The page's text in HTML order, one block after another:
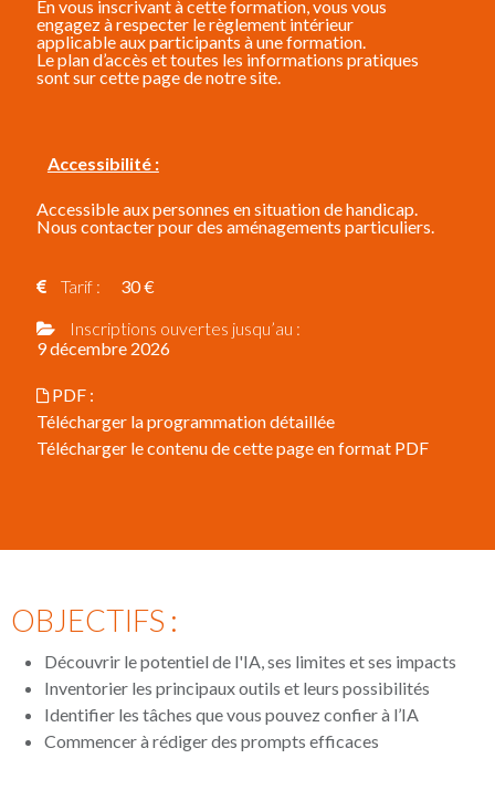
OBJECTIFS :
Découvrir le potentiel de l'IA, ses limites et ses impacts
Inventorier les principaux outils et leurs possibilités
Identifier les tâches que vous pouvez confier à l’IA
Commencer à rédiger des prompts efficaces
En vous inscrivant à cette formation, vous vous
engagez à respecter le règlement intérieur
applicable aux participants à une formation.
Le plan d’accès et toutes les informations pratiques
sont surcette pagede notre site.
Accessibilité :
Accessible aux personnes en situation de handicap.
Nous contacter pour des aménagements particuliers.
Tarif : 30 €
Inscriptions ouvertes jusqu’au :
9 décembre 2026
PDF :
Télécharger la programmation détaillée
Télécharger le contenu de cette page en format PDF